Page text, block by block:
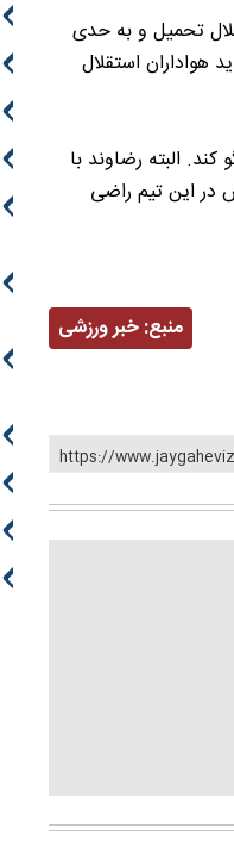
تحمیل و به حدی
هواداران استقلال
البته رضاوند با
در این تیم راضی
منبع:خبر ورزشی
https://